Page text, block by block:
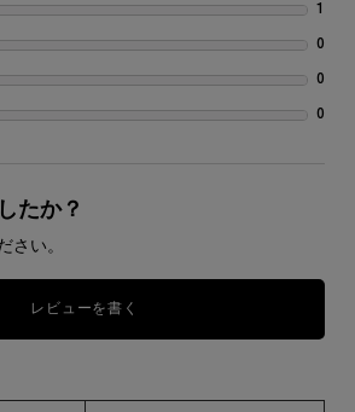
1
0
0
0
たか？
さい。
レビューを書く